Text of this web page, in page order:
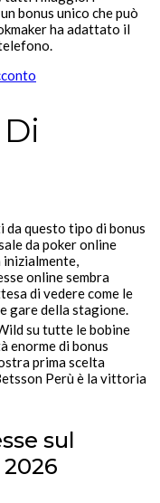
bonus unico che può
ha adattato il
questo tipo di bonus
da poker online
online sembra
di vedere come le
gare della stagione.
su tutte le bobine
enorme di bonus
prima scelta
Perù è la vittoria
sul